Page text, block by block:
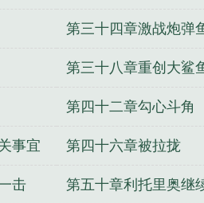
机械怪人 万界任意门
第三十四章激战炮弹
第三十八章重创大鲨
第四十二章勾心斗角
事宜 第四十六章被拉拢
击 第五十章利托里奥继